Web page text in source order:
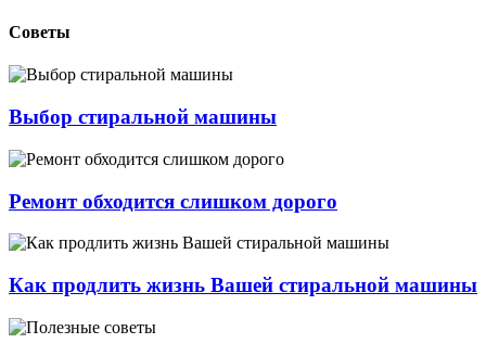
Советы
Выбор стиральной машины
Ремонт обходится слишком дорого
Как продлить жизнь Вашей стиральной машины